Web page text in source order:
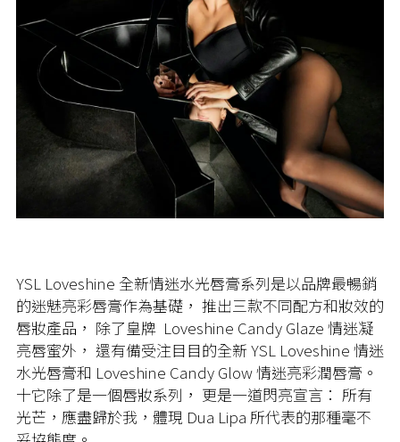
YSL Loveshine 全新情迷水光唇膏系列​是以品牌最暢銷
的迷魅亮彩唇膏作為基礎， 推出三款不同配方和妝效的
唇妝產品， 除了皇牌 Loveshine Candy Glaze 情迷凝
亮唇蜜外， 還有備受注目目的全新 YSL Loveshine 情迷
水光唇膏和 Loveshine Candy Glow 情迷亮彩潤唇膏。
十它除了是一個唇妝系列， 更是一道閃亮宣言： 所有
光芒，應盡歸於我，體現 Dua Lipa 所代表的那種毫不